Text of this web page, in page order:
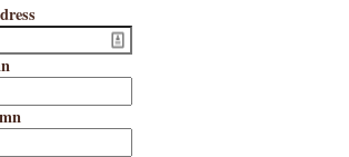
gör du om jag